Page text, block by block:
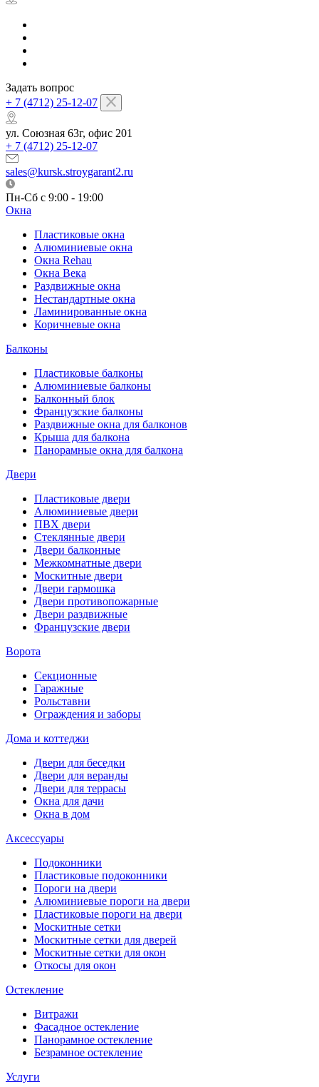
Задать вопрос
+ 7 (4712) 25-12-07
ул. Союзная 63г, офис 201
+ 7 (4712) 25-12-07
sales@kursk.stroygarant2.ru
Пн-Сб с 9:00 - 19:00
Окна
Пластиковые окна
Алюминиевые окна
Окна Rehau
Окна Века
Раздвижные окна
Нестандартные окна
Ламинированные окна
Коричневые окна
Балконы
Пластиковые балконы
Алюминиевые балконы
Балконный блок
Французские балконы
Раздвижные окна для балконов
Крыша для балкона
Панорамные окна для балкона
Двери
Пластиковые двери
Алюминиевые двери
ПВХ двери
Стеклянные двери
Двери балконные
Межкомнатные двери
Москитные двери
Двери гармошка
Двери противопожарные
Двери раздвижные
Французские двери
Ворота
Секционные
Гаражные
Рольставни
Ограждения и заборы
Дома и коттеджи
Двери для беседки
Двери для веранды
Двери для террасы
Окна для дачи
Окна в дом
Аксессуары
Подоконники
Пластиковые подоконники
Пороги на двери
Алюминиевые пороги на двери
Пластиковые пороги на двери
Москитные сетки
Москитные сетки для дверей
Москитные сетки для окон
Откосы для окон
Остекление
Витражи
Фасадное остекление
Панорамное остекление
Безрамное остекление
Услуги